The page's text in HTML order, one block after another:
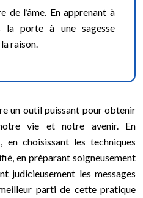
de l’âme. En apprenant à
la porte à une sagesse
raison.
un outil puissant pour obtenir
vie et notre avenir. En
en choisissant les techniques
en préparant soigneusement
judicieusement les messages
parti de cette pratique